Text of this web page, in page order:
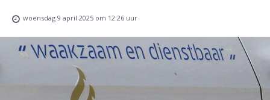
woensdag 9 april 2025 om 12:26 uur